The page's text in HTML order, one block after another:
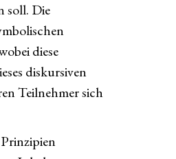
soll. Die
diese
diskursiven
Teilnehmer sich